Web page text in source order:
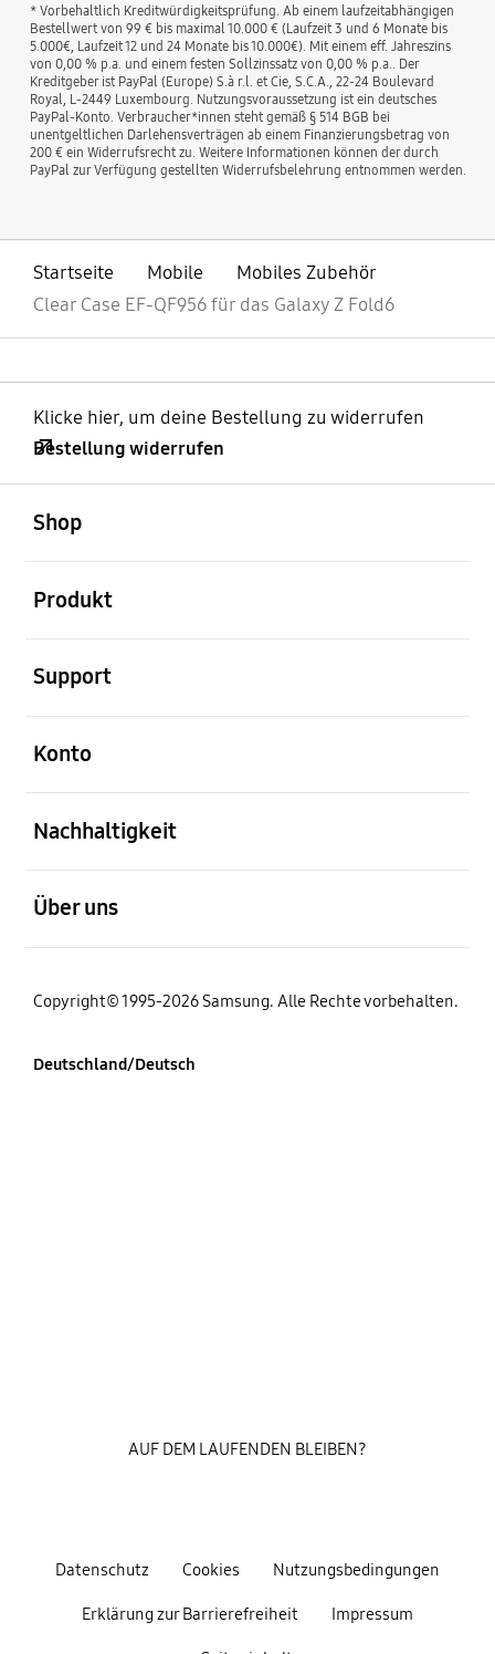
* Vorbehaltlich Kreditwürdigkeitsprüfung. Ab einem laufzeitabhängigen
Bestellwert von 99 € bis maximal 10.000 € (Laufzeit 3 und 6 Monate bis
5.000€, Laufzeit 12 und 24 Monate bis 10.000€). Mit einem eff. Jahreszins
von 0,00 % p.a. und einem festen Sollzinssatz von 0,00 % p.a.. Der
Kreditgeber ist PayPal (Europe) S.à r.l. et Cie, S.C.A., 22-24 Boulevard
Royal, L-2449 Luxembourg. Nutzungsvoraussetzung ist ein deutsches
PayPal-Konto. Verbraucher*innen steht gemäß § 514 BGB bei
unentgeltlichen Darlehensverträgen ab einem Finanzierungsbetrag von
200 € ein Widerrufsrecht zu. Weitere Informationen können der durch
PayPal zur Verfügung gestellten Widerrufsbelehrung entnommen werden.
Startseite Mobile
Mobiles Zubehör
Clear Case EF-QF956 für das Galaxy Z Fold6
Klicke hier, um deine Bestellung zu widerrufen
Bestellung widerrufen
Shop
Produkt
Support
Konto
Nachhaltigkeit
Über uns
Copyright© 1995-2026 Samsung. Alle Rechte vorbehalten.
Deutschland/Deutsch
Datenschutz Cookies Nutzungsbedingungen
Erklärung zur Barrierefreiheit Impressum
AUF DEM LAUFENDEN BLEIBEN?